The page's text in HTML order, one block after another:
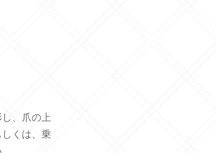
、爪の上
くは、乗